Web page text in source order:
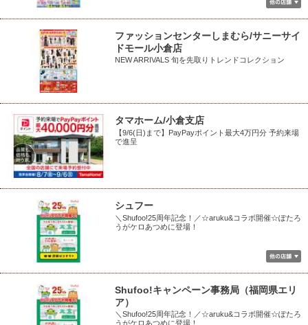
ファッションセンターしまむら/サニーサイ
ドモール小倉店
NEW ARRIVALS 旬を先取りトレンドコレクション
タマホーム/小倉支店
【9/6(日)まで】PayPayポイント最大4万円分 予約来場
で進呈
シュフー
＼Shufoo!25周年記念！／☆aruku&コラボ開催☆ぽたろ
うがケロあつめに登場！
Shufoo!キャンペーン事務局（福岡県エリ
ア）
＼Shufoo!25周年記念！／☆aruku&コラボ開催☆ぽたろ
うがケロあつめに登場！